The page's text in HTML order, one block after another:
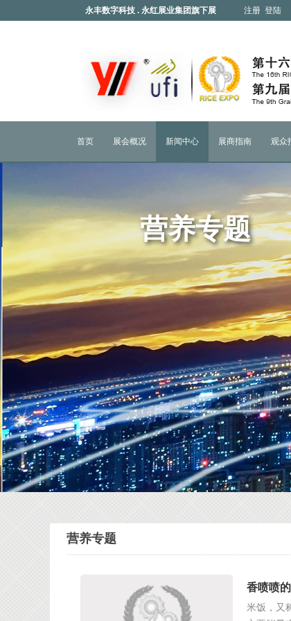
永丰数字科技 . 永红展业集团旗下展 注册 登陆
首页 展会概况 新闻中心 展商指南 观众
营养专题
营养专题
香喷喷
米饭，又